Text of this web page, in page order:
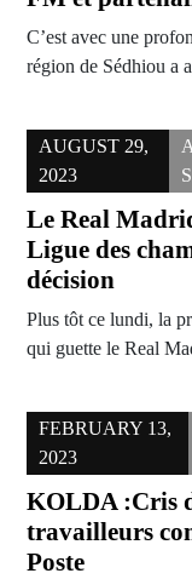
C’est avec une
région de Sédhiou a
AUGUST 29,
2023
Le Real
Ligue des
décision
Plus tôt ce lundi, la
qui guette le Real
FEBRUARY 13,
2023
KOLDA :Cris
travailleurs
Poste